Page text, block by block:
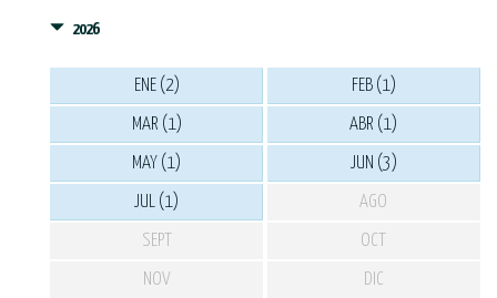
2026
ENE (2) FEB (1)
MAR (1) ABR (1)
MAY (1) JUN (3)
JUL (1) AGO
SEPT OCT
NOV DIC